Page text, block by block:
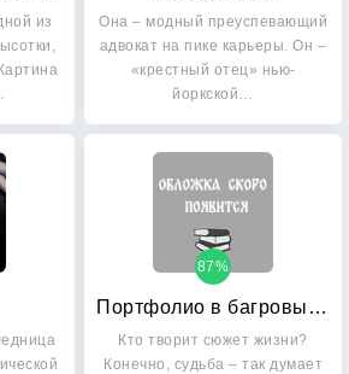
из
Она – модный преуспевающий
адвокат на пике карьеры. Он –
«крестный отец» нью-
йоркской…
Портфолио в багровых тонах
87%
Кто творит сюжет жизни?
Конечно, судьба – так думает